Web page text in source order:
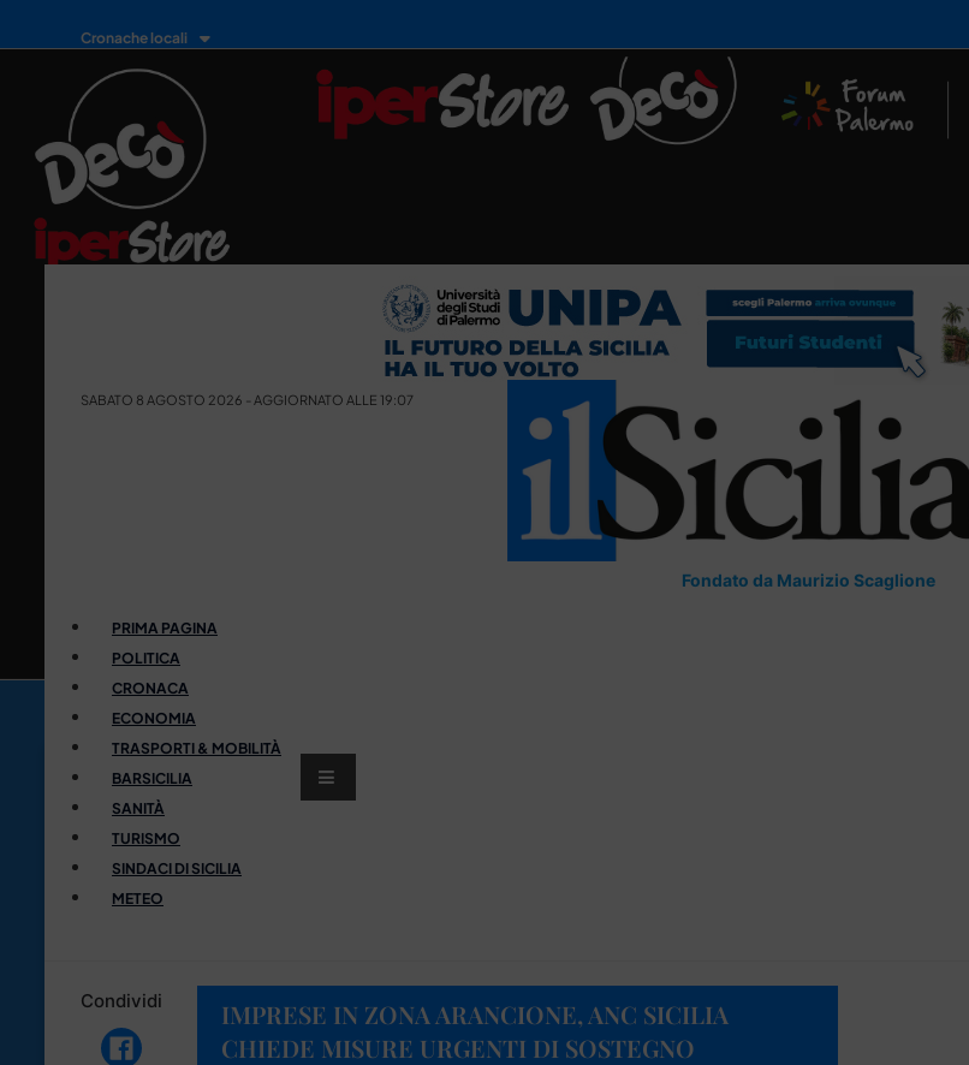
Cronache locali
SABATO 8 AGOSTO 2026 - AGGIORNATO ALLE 19:07
Fondato da Maurizio Scaglione
PRIMA PAGINA
POLITICA
CRONACA
ECONOMIA
TRASPORTI & MOBILITÀ
BARSICILIA
SANITÀ
TURISMO
SINDACI DI SICILIA
METEO
Condividi
IMPRESE IN ZONA ARANCIONE, ANC SICILIA
CHIEDE MISURE URGENTI DI SOSTEGNO